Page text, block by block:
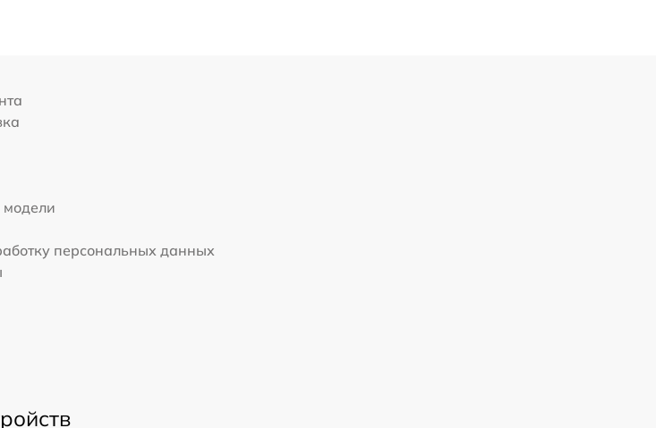
персональных данных